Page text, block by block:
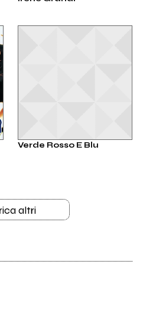
Verde Rosso E Blu
altri